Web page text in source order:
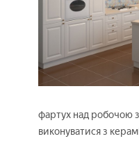
фартух над робочою
виконуватися з